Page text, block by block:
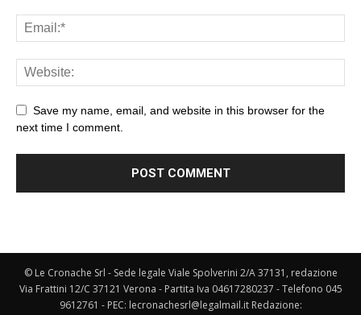
Save my name, email, and website in this browser for the
next time I comment.
© Le Cronache Srl - Sede legale Viale Spolverini 2/A 37131, redazione
Via Frattini 12/C 37121 Verona - Partita Iva 04617280237 - Telefono 045
9612761 - PEC: lecronachesrl@legalmail.it Redazione: